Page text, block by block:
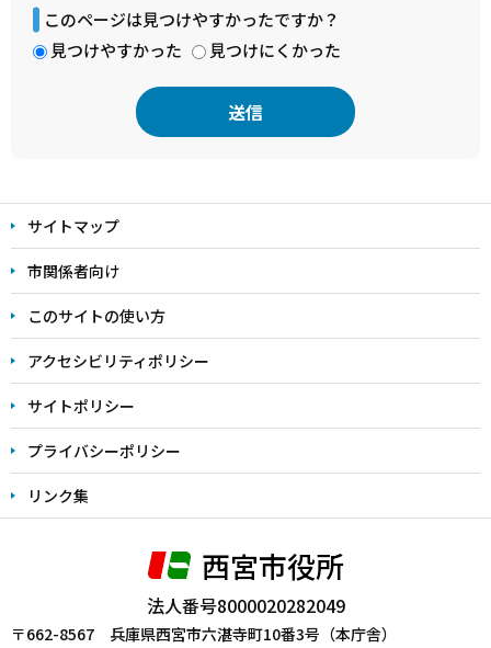
このページは見つけやすかったですか？
見つけやすかった
見つけにくかった
文
こ
こ
ま
で
サイトマップ
市関係者向け
このサイトの使い方
アクセシビリティポリシー
サイトポリシー
プライバシーポリシー
リンク集
西宮市役所
法人番号8000020282049
〒662-8567 兵庫県西宮市六湛寺町10番3号（本庁舎）